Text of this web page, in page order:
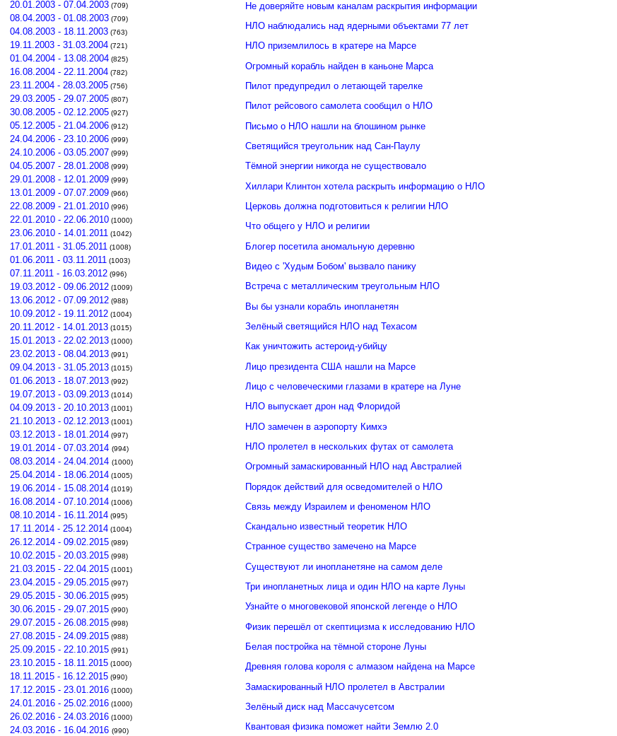
20.01.2003 - 07.04.2003 (709)
08.04.2003 - 01.08.2003 (709)
04.08.2003 - 18.11.2003 (763)
19.11.2003 - 31.03.2004 (721)
01.04.2004 - 13.08.2004 (825)
16.08.2004 - 22.11.2004 (782)
23.11.2004 - 28.03.2005 (756)
29.03.2005 - 29.07.2005 (807)
30.08.2005 - 02.12.2005 (927)
05.12.2005 - 21.04.2006 (912)
24.04.2006 - 23.10.2006 (999)
24.10.2006 - 03.05.2007 (999)
04.05.2007 - 28.01.2008 (999)
29.01.2008 - 12.01.2009 (999)
13.01.2009 - 07.07.2009 (966)
22.08.2009 - 21.01.2010 (996)
22.01.2010 - 22.06.2010 (1000)
23.06.2010 - 14.01.2011 (1042)
17.01.2011 - 31.05.2011 (1008)
01.06.2011 - 03.11.2011 (1003)
07.11.2011 - 16.03.2012 (996)
19.03.2012 - 09.06.2012 (1009)
13.06.2012 - 07.09.2012 (988)
10.09.2012 - 19.11.2012 (1004)
20.11.2012 - 14.01.2013 (1015)
15.01.2013 - 22.02.2013 (1000)
23.02.2013 - 08.04.2013 (991)
09.04.2013 - 31.05.2013 (1015)
01.06.2013 - 18.07.2013 (992)
19.07.2013 - 03.09.2013 (1014)
04.09.2013 - 20.10.2013 (1001)
21.10.2013 - 02.12.2013 (1001)
03.12.2013 - 18.01.2014 (997)
19.01.2014 - 07.03.2014 (994)
08.03.2014 - 24.04.2014 (1000)
25.04.2014 - 18.06.2014 (1005)
19.06.2014 - 15.08.2014 (1019)
16.08.2014 - 07.10.2014 (1006)
08.10.2014 - 16.11.2014 (995)
17.11.2014 - 25.12.2014 (1004)
26.12.2014 - 09.02.2015 (989)
10.02.2015 - 20.03.2015 (998)
21.03.2015 - 22.04.2015 (1001)
23.04.2015 - 29.05.2015 (997)
29.05.2015 - 30.06.2015 (995)
30.06.2015 - 29.07.2015 (990)
29.07.2015 - 26.08.2015 (998)
27.08.2015 - 24.09.2015 (988)
25.09.2015 - 22.10.2015 (991)
23.10.2015 - 18.11.2015 (1000)
18.11.2015 - 16.12.2015 (990)
17.12.2015 - 23.01.2016 (1000)
24.01.2016 - 25.02.2016 (1000)
26.02.2016 - 24.03.2016 (1000)
24.03.2016 - 16.04.2016 (990)
Не доверяйте новым каналам раскрытия информации
НЛО наблюдались над ядерными объектами 77 лет
НЛО приземлилось в кратере на Марсе
Огромный корабль найден в каньоне Марса
Пилот предупредил о летающей тарелке
Пилот рейсового самолета сообщил о НЛО
Письмо о НЛО нашли на блошином рынке
Светящийся треугольник над Сан-Паулу
Тёмной энергии никогда не существовало
Хиллари Клинтон хотела раскрыть информацию о НЛО
Церковь должна подготовиться к религии НЛО
Что общего у НЛО и религии
Блогер посетила аномальную деревню
Видео с 'Худым Бобом' вызвало панику
Встреча с металлическим треугольным НЛО
Вы бы узнали корабль инопланетян
Зелёный светящийся НЛО над Техасом
Как уничтожить астероид-убийцу
Лицо президента США нашли на Марсе
Лицо с человеческими глазами в кратере на Луне
НЛО выпускает дрон над Флоридой
НЛО замечен в аэропорту Кимхэ
НЛО пролетел в нескольких футах от самолета
Огромный замаскированный НЛО над Австралией
Порядок действий для осведомителей о НЛО
Связь между Израилем и феноменом НЛО
Скандально известный теоретик НЛО
Странное существо замечено на Марсе
Существуют ли инопланетяне на самом деле
Три инопланетных лица и один НЛО на карте Луны
Узнайте о многовековой японской легенде о НЛО
Физик перешёл от скептицизма к исследованию НЛО
Белая постройка на тёмной стороне Луны
Древняя голова короля с алмазом найдена на Марсе
Замаскированный НЛО пролетел в Австралии
Зелёный диск над Массачусетсом
Квантовая физика поможет найти Землю 2.0